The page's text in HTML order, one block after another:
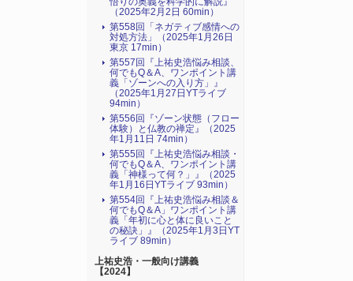
（2025年2月2日 60min）
第558回「ネガティブ感情への
対処方法」（2025年1月26日
東京 17min）
第557回『上祐史浩悩み相談、
何でもQ＆A、ワンポイント講
義「ゾーンへの入り方」』
（2025年1月27日YTライブ
94min）
第556回『ゾーン状態（フロー
体験）と仏教の禅定』（2025
年1月11日 74min）
第555回『上祐史浩悩み相談・
何でもQ＆A、ワンポイント講
義「神様って何？」』（2025
年1月16日YTライブ 93min）
第554回『上祐史浩悩み相談＆
何でもQ＆A」ワンポイント講
義「年初に心と体に良いこと
の秘訣」』（2025年1月3日YT
ライブ 89min）
上祐史浩・一般向け講義
【2024】